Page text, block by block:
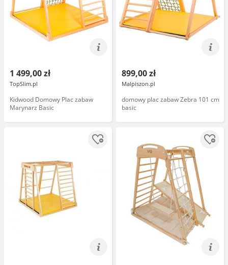
1 499,00 zł
TopSlim.pl
Kidwood Domowy Plac zabaw
Marynarz Basic
899,00 zł
Malpiszon.pl
domowy plac zabaw Zebra 101 cm
basic